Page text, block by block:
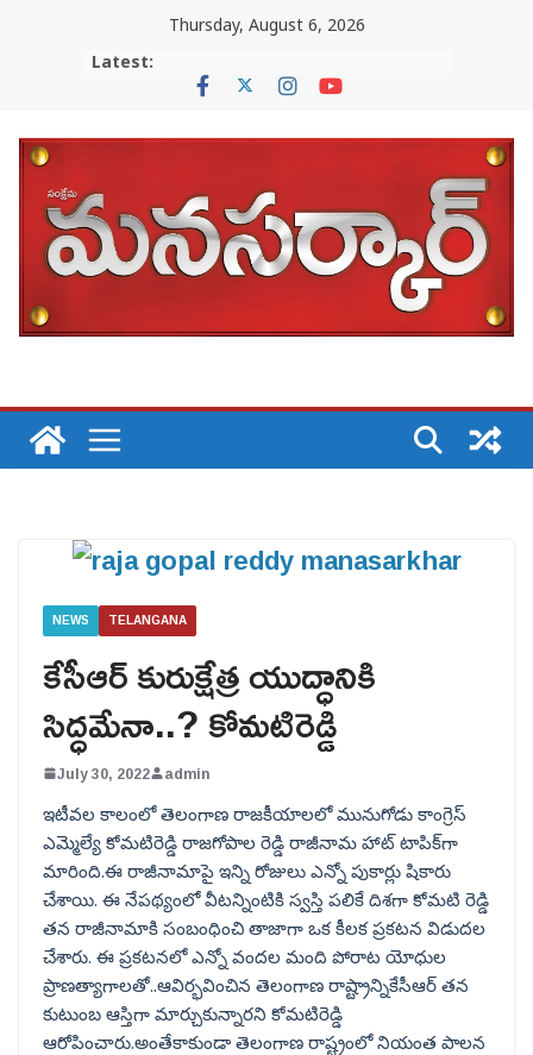
Thursday, August 6, 2026
Latest:
NEWS TELANGANA
కేసీఆర్ కురుక్షేత్ర యుద్ధానికి
సిద్ధమేనా..? కోమటిరెడ్డి
July 30, 2022 admin
ఇటీవల కాలంలో తెలంగాణ రాజకీయాలలో మునుగోడు కాంగ్రెస్
ఎమ్మెల్యే కోమటిరెడ్డి రాజగోపాల రెడ్డి రాజీనామ హాట్ టాపిక్‌గా
మారింది.ఈ రాజీనామాపై ఇన్ని రోజులు ఎన్నో పుకార్లు షికారు
చేశాయి. ఈ నేపథ్యంలో వీటన్నింటికి స్వస్తి పలికే దిశగా కోమటి రెడ్డి
తన రాజీనామాకి సంబంధించి తాజాగా ఒక కీలక ప్రకటన విడుదల
చేశారు. ఈ ప్రకటనలో ఎన్నో వందల మంది పోరాట యోధుల
ప్రాణత్యాగాలతో..ఆవిర్భవించిన తెలంగాణ రాష్ట్రాన్నికేసీఆర్ తన
కుటుంబ ఆస్తిగా మార్చుకున్నారని కోమటిరెడ్డి
ఆరోపించారు.అంతేకాకుండా తెలంగాణ రాష్ట్రంలో నియంత పాలన